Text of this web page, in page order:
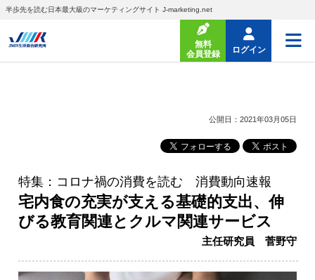
半歩先を読む日本最大級のマーケティングサイト J-marketing.net
無料
会員登録
ログイン
公開日：2021年03月05日
特集：コロナ禍の消費を読む 消費動向速報
宅内食の充実が支える基礎的支出、伸
びる教育関連とクルマ関連サービス
主任研究員 菅野守